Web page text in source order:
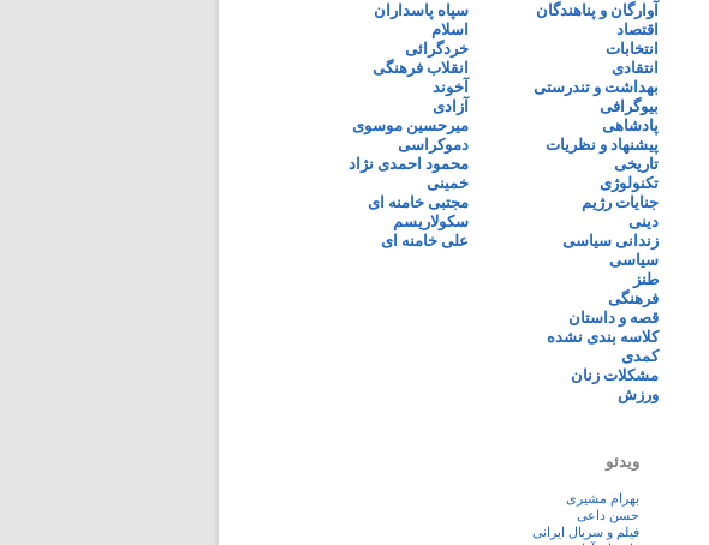
آوارگان و پناهندگان
اقتصاد
انتخابات
انتقادی
بهداشت و تندرستی
بیوگرافی
پادشاهی
پیشنهاد و نظریات
تاریخی
تکنولوژی
جنایات رژیم
دینی
زندانی سیاسی
سیاسی
طنز
فرهنگی
قصه و داستان
کلاسه بندی نشده
کمدی
مشکلات زنان
ورزش
سپاه پاسداران
اسلام
خردگرائی
انقلاب فرهنگی
آخوند
آزادی
میرحسین موسوی
دموکراسی
محمود احمدی نژاد
خمینی
مجتبی خامنه ای
سکولاریسم
علی خامنه ای
ویدئو
بهرام مشیری
حسن داعی
فيلم و سريال ايرانی